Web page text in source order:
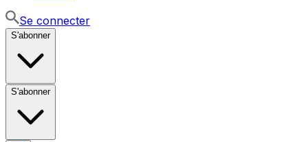
Se connecter
S'abonner
S'abonner